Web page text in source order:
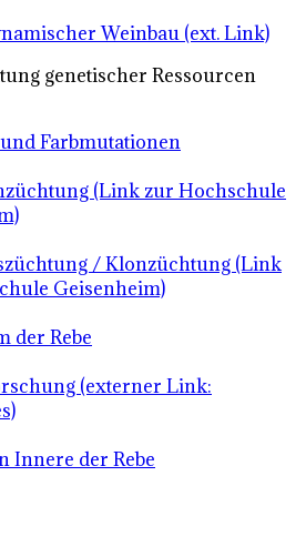
Weinbau (ext. Link)
genetischer Ressourcen
Farbmutationen
(Link zur Hochschule
/ Klonzüchtung (Link
Geisenheim)
der Rebe
(externer Link:
Innere der Rebe